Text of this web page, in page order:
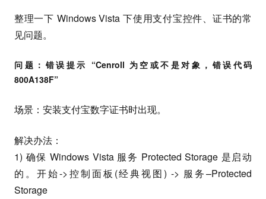
整理一下 Windows Vista 下使用支付宝控件、证书的常
见问题。
问题：错误提示 “Cenroll 为空或不是对象，错误代码
800A138F”
场景：安装支付宝数字证书时出现。
解决办法：
1) 确保 Windows Vista 服务 Protected Storage 是启动
的。开始->控制面板(经典视图) -> 服务–Protected
Storage